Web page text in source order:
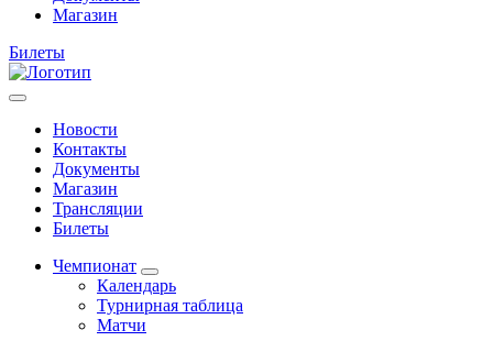
Магазин
Билеты
Новости
Контакты
Документы
Магазин
Трансляции
Билеты
Чемпионат
Календарь
Турнирная таблица
Матчи